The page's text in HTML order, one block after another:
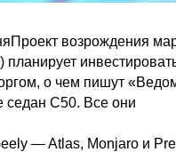
возрождения
о чем пишут
седан С50. Все они
— Atlas, Monjaro и